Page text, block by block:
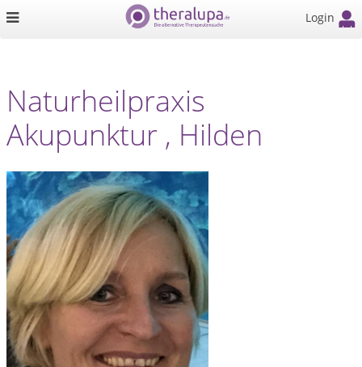
Login
Naturheilpraxis
Akupunktur , Hilden